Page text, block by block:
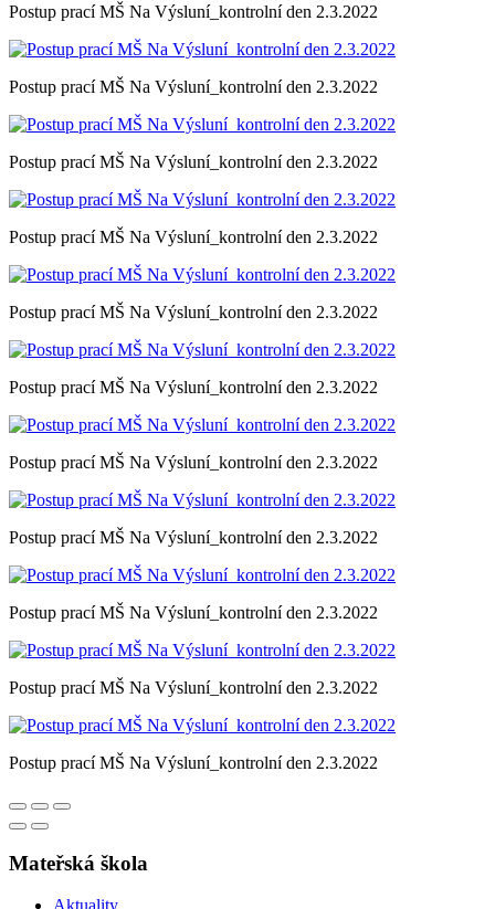
Postup prací MŠ Na Výsluní_kontrolní den 2.3.2022
Postup prací MŠ Na Výsluní_kontrolní den 2.3.2022
Postup prací MŠ Na Výsluní_kontrolní den 2.3.2022
Postup prací MŠ Na Výsluní_kontrolní den 2.3.2022
Postup prací MŠ Na Výsluní_kontrolní den 2.3.2022
Postup prací MŠ Na Výsluní_kontrolní den 2.3.2022
Postup prací MŠ Na Výsluní_kontrolní den 2.3.2022
Postup prací MŠ Na Výsluní_kontrolní den 2.3.2022
Postup prací MŠ Na Výsluní_kontrolní den 2.3.2022
Postup prací MŠ Na Výsluní_kontrolní den 2.3.2022
Postup prací MŠ Na Výsluní_kontrolní den 2.3.2022
Mateřská škola